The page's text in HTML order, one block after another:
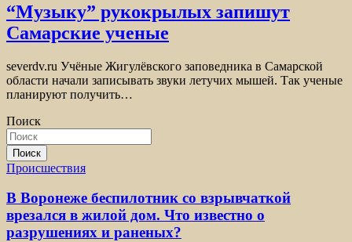
“Музыку” рукокрылых запишут
Самарские ученые
severdv.ru Учёные Жигулёвского заповедника в Самарской
области начали записывать звуки летучих мышей. Так ученые
планируют получить…
Поиск
Поиск
Происшествия
В Воронеже беспилотник со взрывчаткой
врезался в жилой дом. Что известно о
разрушениях и раненых?